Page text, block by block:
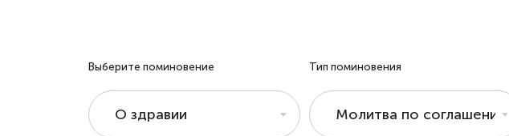
Выберите поминовение
О здравии
Тип поминовения
Молитва по соглашению